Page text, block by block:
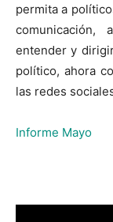
permita a
entender y
político, ahora
las redes
Informe Mayo